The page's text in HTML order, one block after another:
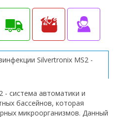
Silvertronix MS2 -
- система автоматики и
бассейнов, которая
микроорганизмов. Данный